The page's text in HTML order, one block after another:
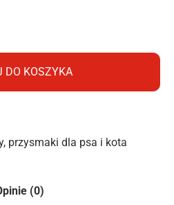
DO KOSZYKA
przysmaki dla psa i kota
(0)